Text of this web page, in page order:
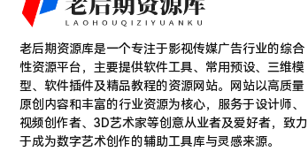
老后期资源库是一个专注于影视传媒广告行业的综合
性资源平台，主要提供软件工具、常用预设、三维模
型、软件插件及精品教程的资源网站。网站以高质量
原创内容和丰富的行业资源为核心，服务于设计师、
视频创作者、3D艺术家等创意从业者及爱好者，致力
于成为数字艺术创作的辅助工具库与灵感来源。